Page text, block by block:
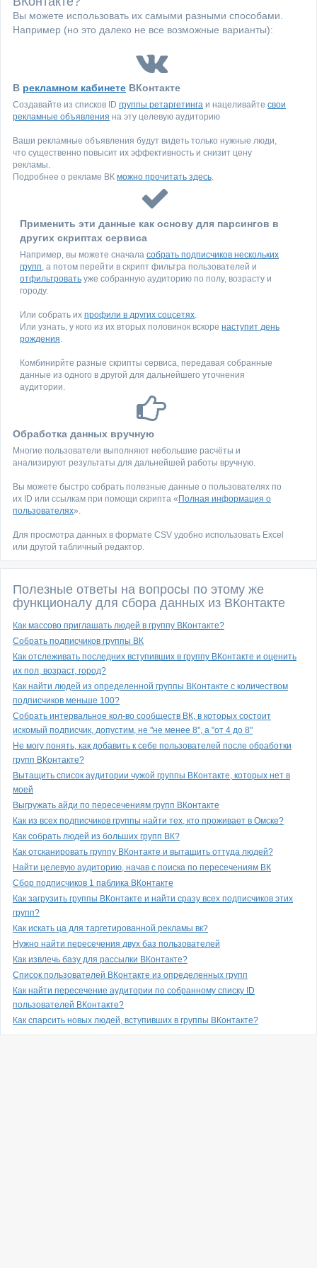
Вы можете использовать их самыми разными способами.
Например (но это далеко не все возможные варианты):
В рекламном кабинете ВКонтакте
Создавайте из списков ID группы ретаргетинга и нацеливайте свои
рекламные объявления на эту целевую аудиторию
Ваши рекламные объявления будут видеть только нужные люди,
что существенно повысит их эффективность и снизит цену
рекламы.
Подробнее о рекламе ВК можно прочитать здесь.
Применить эти данные как основу для парсингов в
других скриптах сервиса
Например, вы можете сначала собрать подписчиков нескольких
групп, а потом перейти в скрипт фильтра пользователей и
отфильтровать уже собранную аудиторию по полу, возрасту и
городу.
Или собрать их профили в других соцсетях.
Или узнать, у кого из их вторых половинок вскоре наступит день
рождения.
Комбинирйте разные скрипты сервиса, передавая собранные
данные из одного в другой для дальнейшего уточнения
аудитории.
Обработка данных вручную
Многие пользователи выполняют небольшие расчёты и
анализируют результаты для дальнейшей работы вручную.
Вы можете быстро собрать полезные данные о пользователях по
их ID или ссылкам при помощи скрипта « Полная информация о
пользователях».
Для просмотра данных в формате CSV удобно использовать Excel
или другой табличный редактор.
Полезные ответы на вопросы по этому же
функционалу для сбора данных из ВКонтакте
Как массово приглашать людей в группу ВКонтакте?
Собрать подписчиков группы ВК
Как отслеживать последних вступивших в группу ВКонтакте и оценить
их пол, возраст, город?
Как найти людей из определенной группы ВКонтакте с количеством
подписчиков меньше 100?
Собрать интервальное кол-во сообществ ВК, в которых состоит
искомый подписчик, допустим, не "не менее 8", а "от 4 до 8"
Не могу понять, как добавить к себе пользователей после обработки
групп ВКонтакте?
Вытащить список аудитории чужой группы ВКонтакте, которых нет в
моей
Выгружать айди по пересечениям групп ВКонтакте
Как из всех подписчиков группы найти тех, кто проживает в Омске?
Как собрать людей из больших групп ВК?
Как отсканировать группу ВКонтакте и вытащить оттуда людей?
Найти целевую аудиторию, начав с поиска по пересечениям ВК
Сбор подписчиков 1 паблика ВКонтакте
Как загрузить группы ВКонтакте и найти сразу всех подписчиков этих
групп?
Как искать ца для таргетированной рекламы вк?
Нужно найти пересечения двух баз пользователей
Как извлечь базу для рассылки ВКонтакте?
Список пользователей ВКонтакте из определенных групп
Как найти пересечение аудитории по собранному списку ID
пользователей ВКонтакте?
Как спарсить новых людей, вступивших в группы ВКонтакте?